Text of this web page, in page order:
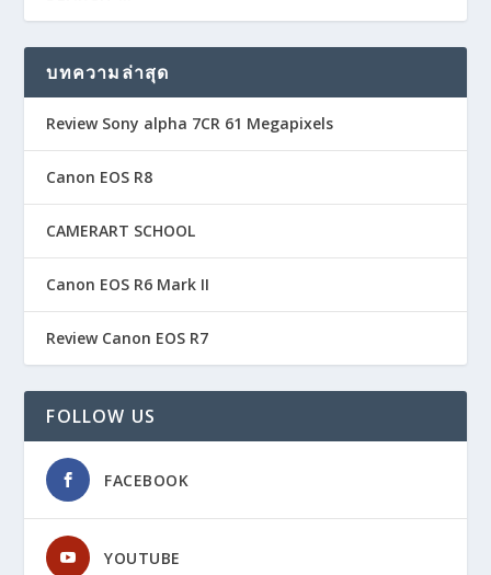
บทความล่าสุด
Review Sony alpha 7CR 61 Megapixels
Canon EOS R8
CAMERART SCHOOL
Canon EOS R6 Mark II
Review Canon EOS R7
FOLLOW US
FACEBOOK
YOUTUBE